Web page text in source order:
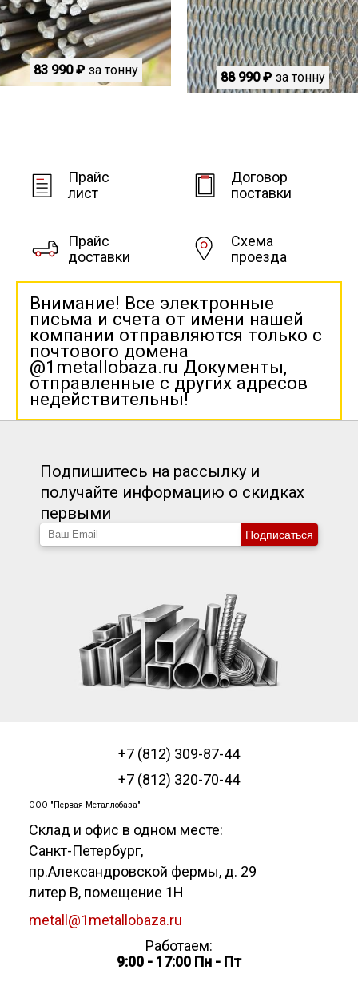
83 990 ₽ за тонну 88 990 ₽ за тонну
Прайс
лист
Договор
поставки
Прайс
доставки
Схема
проезда
Внимание! Все электронные
письма и счета от имени нашей
компании отправляются только с
почтового домена
@1metallobaza.ru Документы,
отправленные с других адресов
недействительны!
Подпишитесь на рассылку и
получайте информацию о скидках
первыми
Подписаться
+7 (812) 309-87-44
+7 (812) 320-70-44
ООО "Первая Металлобаза"
Склад и офис в одном месте:
Санкт-Петербург,
пр.Александровской фермы, д. 29
литер В, помещение 1Н
metall@1metallobaza.ru
Работаем:
9:00 - 17:00 Пн - Пт